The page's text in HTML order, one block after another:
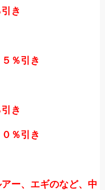
き
％引き
き
％引き
ー、エギのなど、中